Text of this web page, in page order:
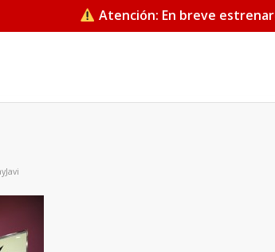
Atención: En breve